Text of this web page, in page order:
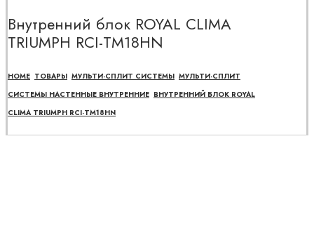
Внутренний блок ROYAL CLIMA
TRIUMPH RCI-TM18HN
HOME ТОВАРЫ МУЛЬТИ-СПЛИТ СИСТЕМЫ МУЛЬТИ-СПЛИТ
СИСТЕМЫ НАСТЕННЫЕ ВНУТРЕННИЕ ВНУТРЕННИЙ БЛОК ROYAL
CLIMA TRIUMPH RCI-TM18HN